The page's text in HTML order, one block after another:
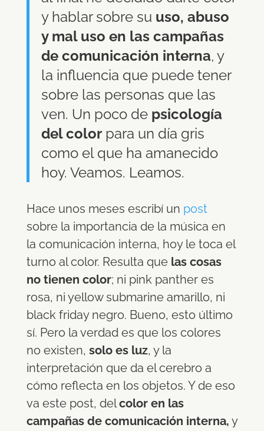
y hablar sobre su uso, abuso
y mal uso en las campañas
de comunicación interna, y
la influencia que puede tener
sobre las personas que las
ven. Un poco de psicología
del colorpara un día gris
como el que ha amanecido
hoy. Veamos. Leamos.
Hace unos meses escribí un post
sobre la importancia de la música en
la comunicación interna, hoy le toca el
turno al color. Resulta que las cosas
no tienen color; ni pink panther es
rosa, ni yellow submarine amarillo, ni
black friday negro. Bueno, esto último
sí. Pero la verdad es que los colores
no existen, solo es luz, y la
interpretación que da el cerebro a
cómo reflecta en los objetos. Y de eso
va este post, delcolor en las
campañas de comunicación interna, y